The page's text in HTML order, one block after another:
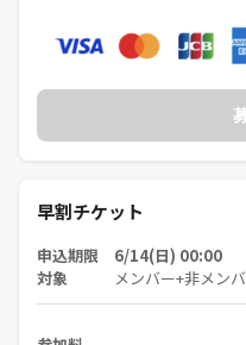
早割チケット
申込期限 6/14(日) 00:00
対象 メンバー+非メン